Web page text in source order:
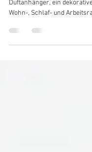
Duftanhänger, ein
Wohn-, Schlaf- und